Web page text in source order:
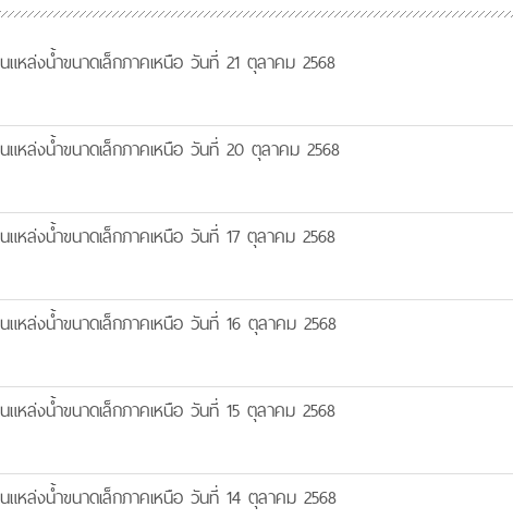
หล่งน้ำขนาดเล็กภาคเหนือ วันที่ 21 ตุลาคม 2568
หล่งน้ำขนาดเล็กภาคเหนือ วันที่ 20 ตุลาคม 2568
หล่งน้ำขนาดเล็กภาคเหนือ วันที่ 17 ตุลาคม 2568
หล่งน้ำขนาดเล็กภาคเหนือ วันที่ 16 ตุลาคม 2568
หล่งน้ำขนาดเล็กภาคเหนือ วันที่ 15 ตุลาคม 2568
หล่งน้ำขนาดเล็กภาคเหนือ วันที่ 14 ตุลาคม 2568